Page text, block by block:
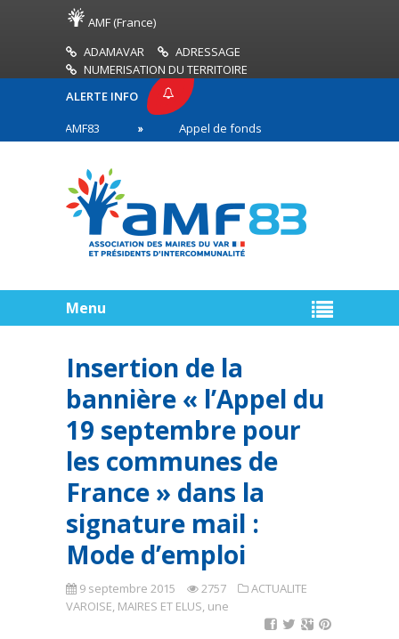
AMF (France)
ADAMAVAR
ADRESSAGE
NUMERISATION DU TERRITOIRE
ALERTE INFO
AMF83
Appel de fonds incendies de forêt
en première ligne
Menu
Insertion de la
bannière « l’Appel du
19 septembre pour
les communes de
France » dans la
signature mail :
Mode d’emploi
9 septembre 2015 2757
ACTUALITE
VAROISE, MAIRES ET ELUS, une